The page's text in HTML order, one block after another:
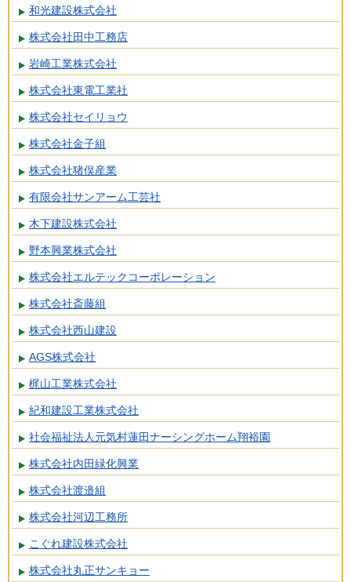
和光建設株式会社
株式会社田中工務店
岩崎工業株式会社
株式会社東電工業社
株式会社セイリョウ
株式会社金子組
株式会社猪俣産業
有限会社サンアーム工芸社
木下建設株式会社
野本興業株式会社
株式会社エルテックコーポレーション
株式会社斎藤組
株式会社西山建設
AGS株式会社
梶山工業株式会社
紀和建設工業株式会社
社会福祉法人元気村蓮田ナーシングホーム翔裕園
株式会社内田緑化興業
株式会社渡邉組
株式会社河辺工務所
こぐれ建設株式会社
株式会社丸正サンキョー